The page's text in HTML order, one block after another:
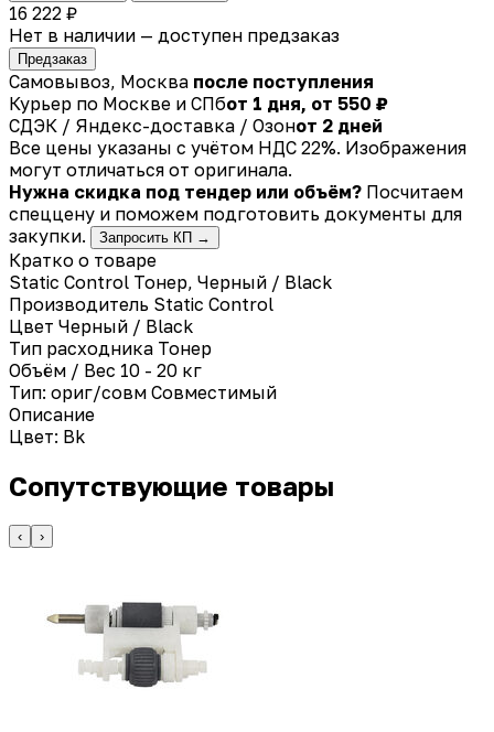
16 222 ₽
Нет в наличии — доступен предзаказ
Предзаказ
Самовывоз, Москва после поступления
Курьер по Москве и СПбот 1 дня, от 550 ₽
СДЭК / Яндекс-доставка / Озонот 2 дней
Все цены указаны с учётом НДС 22%. Изображения
могут отличаться от оригинала.
Нужна скидка под тендер или объём? Посчитаем
спеццену и поможем подготовить документы для
закупки.
Запросить КП →
Кратко о товаре
Static Control Тонер, Черный / Black
Производитель Static Control
Цвет Черный / Black
Тип расходника Тонер
Объём / Вес 10 - 20 кг
Тип: ориг/совм Совместимый
Описание
Цвет: Bk
Сопутствующие товары
‹ ›